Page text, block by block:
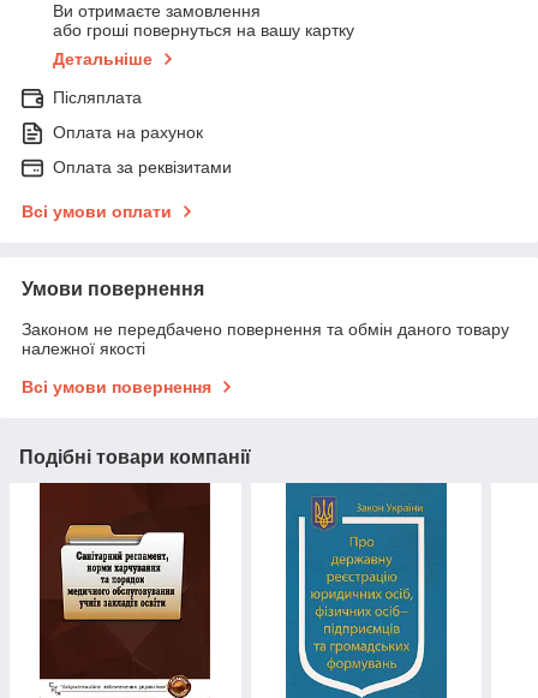
Ви отримаєте замовлення
або гроші повернуться на вашу картку
Детальніше
Післяплата
Оплата на рахунок
Оплата за реквізитами
Всі умови оплати
Умови повернення
Законом не передбачено повернення та обмін даного товару
належної якості
Всі умови повернення
Подібні товари компанії